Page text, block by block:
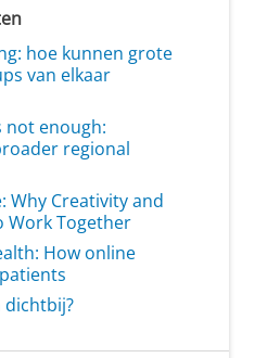
hoe kunnen grote
van elkaar
not enough:
regional
Why Creativity and
Work Together
How online
dichtbij?